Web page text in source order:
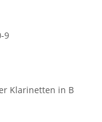
9
Klarinetten in B